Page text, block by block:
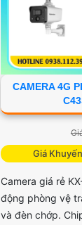
CAMERA 4G
Giá
Camera giá rẻ
động phòng vệ
và đèn chớp.